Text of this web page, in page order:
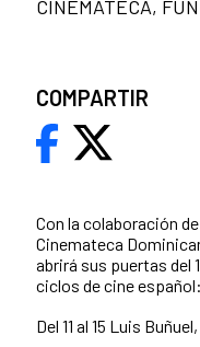
Con la colaboración
Cinemateca
abrirá sus puertas del
ciclos de cine español:
Del 11 al 15 Luis
CINEMATECA,
COMPARTIR